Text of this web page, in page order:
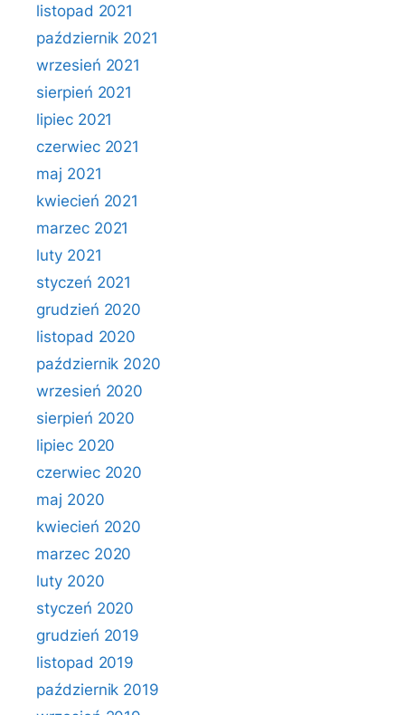
listopad 2021
październik 2021
wrzesień 2021
sierpień 2021
lipiec 2021
czerwiec 2021
maj 2021
kwiecień 2021
marzec 2021
luty 2021
styczeń 2021
grudzień 2020
listopad 2020
październik 2020
wrzesień 2020
sierpień 2020
lipiec 2020
czerwiec 2020
maj 2020
kwiecień 2020
marzec 2020
luty 2020
styczeń 2020
grudzień 2019
listopad 2019
październik 2019